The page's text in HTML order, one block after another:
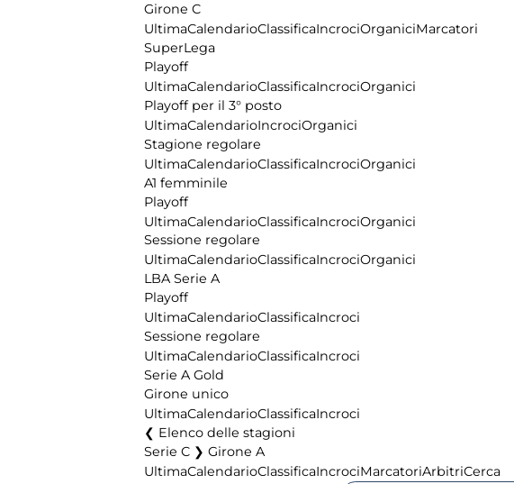
Girone C
UltimaCalendarioClassificaIncrociOrganiciMarcatori
SuperLega
Playoff
UltimaCalendarioClassificaIncrociOrganici
Playoff per il 3° posto
UltimaCalendarioIncrociOrganici
Stagione regolare
UltimaCalendarioClassificaIncrociOrganici
A1 femminile
Playoff
UltimaCalendarioClassificaIncrociOrganici
Sessione regolare
UltimaCalendarioClassificaIncrociOrganici
LBA Serie A
Playoff
UltimaCalendarioClassificaIncroci
Sessione regolare
UltimaCalendarioClassificaIncroci
Serie A Gold
Girone unico
UltimaCalendarioClassificaIncroci
Elenco delle stagioni
Serie C ❯ Girone A
UltimaCalendarioClassificaIncrociMarcatoriArbitriCerca